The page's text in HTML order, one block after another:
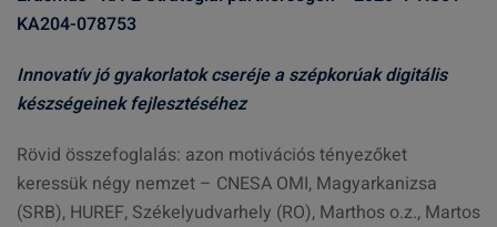
KA204-078753
Innovatív jó gyakorlatok cseréje a szépkorúak digitális
készségeinek fejlesztéséhez
Rövid összefoglalás: azon motivációs tényezőket
keressük négy nemzet – CNESA OMI, Magyarkanizsa
(SRB), HUREF, Székelyudvarhely (RO), Marthos o.z., Martos